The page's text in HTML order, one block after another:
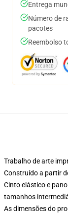
Entrega
Número de
pacotes
Reembolso
Trabalho de arte
Construído a partir
Cinto elástico e
tamanhos
As dimensões do